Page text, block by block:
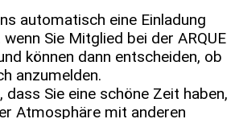
automatisch eine Einladung
Sie Mitglied bei der ARQUE
können dann entscheiden, ob
anzumelden.
Sie eine schöne Zeit haben,
Atmosphäre mit anderen